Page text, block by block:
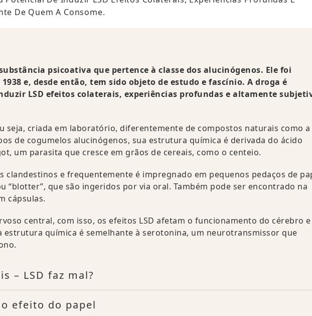
De Quem A Consome.
psicoativa que pertence à classe dos alucinógenos. Ele foi
e, desde então, tem sido objeto de estudo e fascínio. A droga é
LSD efeitos colaterais, experiências profundas e altamente
seja, criada em laboratório, diferentemente de compostos naturais como a
de cogumelos alucinógenos, sua estrutura química é derivada do ácido
um parasita que cresce em grãos de cereais, como o centeio.
clandestinos e frequentemente é impregnado em pequenos pedaços de
“blotter”, que são ingeridos por via oral. Também pode ser encontrado na
cápsulas.
central, com isso, os efeitos LSD afetam o funcionamento do cérebro e
estrutura química é semelhante à serotonina, um neurotransmissor que
– LSD faz mal?
efeito do papel